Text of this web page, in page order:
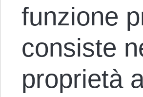
funzione
consiste
proprietà